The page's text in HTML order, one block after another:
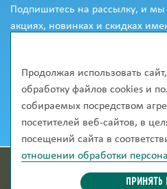
Продолжая использовать
обработку файлов cookies и
собираемых посредством
посетителей веб-сайтов, в
посещений сайта в
отношении обработки
Принять
Подпишитесь на рассылку, и
акциях, новинках и скидках
информация для покупателей